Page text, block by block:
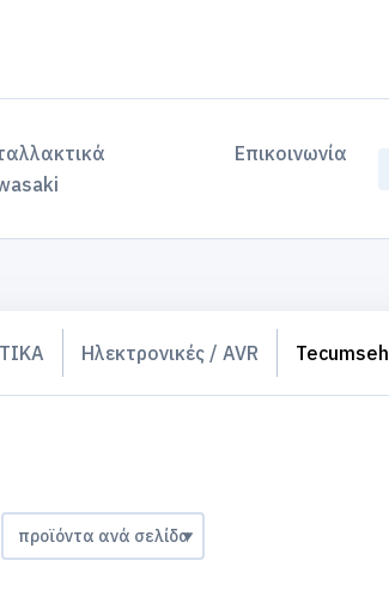
Επικοινωνία
Ηλεκτρονικές / AVR Tecumseh